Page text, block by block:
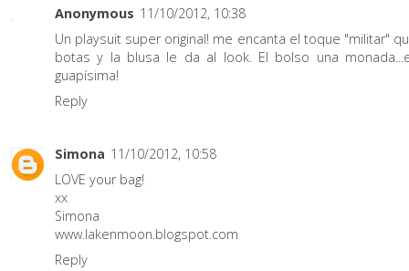
Anonymous 11/10/2012, 10:38
Un playsuit super original! me encanta el toque "militar"
botas y la blusa le da al look. El bolso una
guapísima!
Reply
Simona 11/10/2012, 10:58
LOVE your bag!
xx
Simona
www.lakenmoon.blogspot.com
Reply